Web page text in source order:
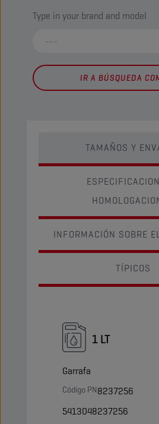
Type in your brand and model
IR A BÚSQUEDA
TAMAÑOS Y
INFORMACIÓN SOBRE
TÍPICOS
1 LT
Garrafa
Código PN8237256
5413048237256